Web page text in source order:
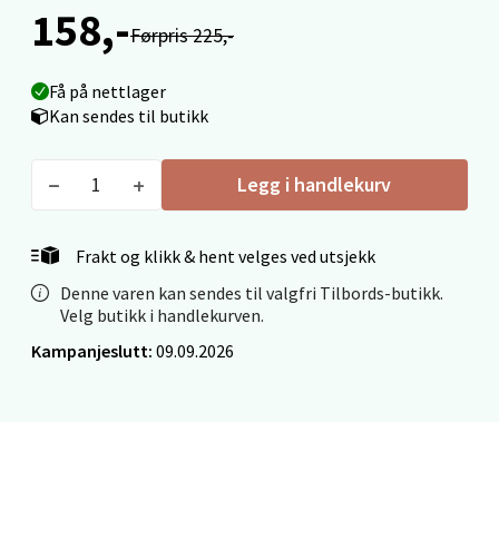
158,-Førpris 225,-
Få på nettlager
Kan sendes til butikk
Legg i handlekurv
Frakt og klikk & hent velges ved utsjekk
Denne varen kan sendes til valgfri Tilbords-butikk.
Velg butikk i handlekurven.
Kampanjeslutt: 09.09.2026
Madlakrossen nr 9, 4042 Stavanger
0 i butikk
Levanger - Magneten
Moafjæra 14, 7606 Levanger
Åpent i dag 10-20